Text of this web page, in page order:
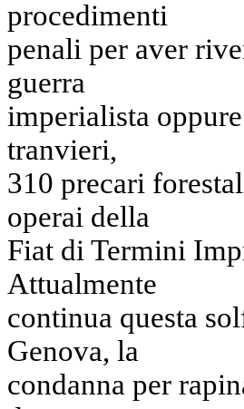
procedimenti
penali per aver
guerra
imperialista
tranvieri,
310 precari
operai della
Fiat di Termini
Attualmente
continua questa
Genova, la
condanna per